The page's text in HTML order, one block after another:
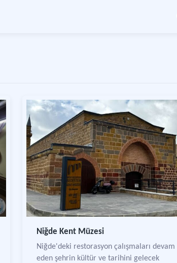
Niğde Kent Müzesi
Niğde'deki restorasyon çalışmaları devam
eden şehrin kültür ve tarihini gelecek